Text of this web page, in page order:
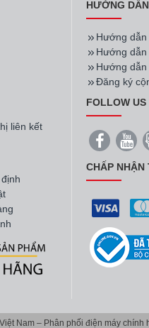
Tủ lạnh Electrolux Inverter
ETB3460K-H 312 lít